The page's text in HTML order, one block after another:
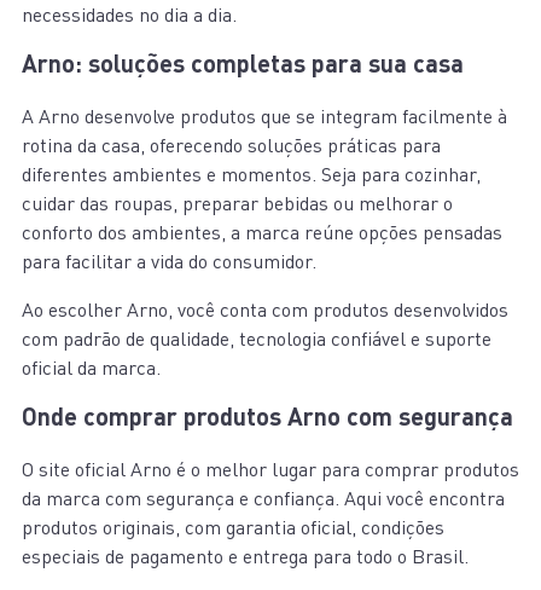
necessidades no dia a dia.
Arno: soluções completas para sua casa
A Arno desenvolve produtos que se integram facilmente à
rotina da casa, oferecendo soluções práticas para
diferentes ambientes e momentos. Seja para cozinhar,
cuidar das roupas, preparar bebidas ou melhorar o
conforto dos ambientes, a marca reúne opções pensadas
para facilitar a vida do consumidor.
Ao escolher Arno, você conta com produtos desenvolvidos
com padrão de qualidade, tecnologia confiável e suporte
oficial da marca.
Onde comprar produtos Arno com segurança
O site oficial Arno é o melhor lugar para comprar produtos
da marca com segurança e confiança. Aqui você encontra
produtos originais, com garantia oficial, condições
especiais de pagamento e entrega para todo o Brasil.